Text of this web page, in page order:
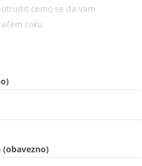
ćemo se da vam
roku.
(obavezno)